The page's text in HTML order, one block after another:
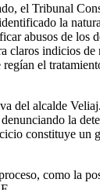
el Tribunal
la
abusos de
claros indicios
el
del alcalde
la
constituye
como la